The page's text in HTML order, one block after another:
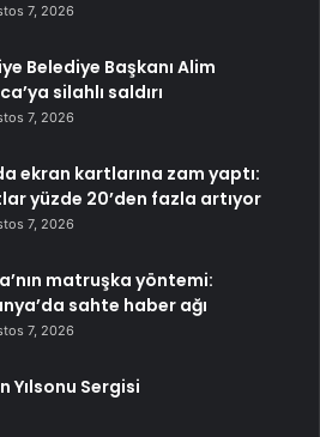
7, 2026
Belediye Başkanı Alim
silahlı saldırı
7, 2026
ekran kartlarına zam yaptı:
yüzde 20’den fazla artıyor
7, 2026
matruşka yöntemi:
sahte haber ağı
7, 2026
Yılsonu Sergisi